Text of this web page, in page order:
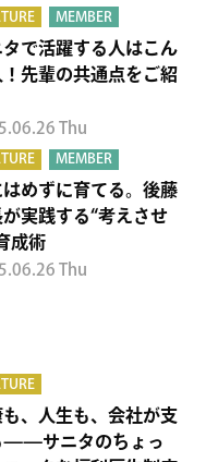
MEMBER
タで活躍する人はこん
！先輩の共通点をご紹
Thu
MEMBER
はめずに育てる。後藤
が実践する“考えさせ
成術
Thu
も、人生も、会社が支
——サニタのちょっ